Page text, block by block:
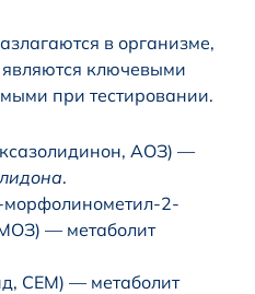
в организме,
ключевыми
при тестировании.
АОЗ) —
.
2-
— метаболит
СЕМ) — метаболит